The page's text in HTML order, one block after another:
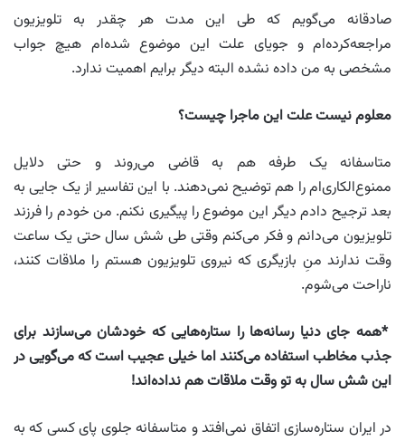
صادقانه می‌گویم که طی این مدت هر چقدر به تلویزیون
مراجعه‌کرده‌ام و جویای علت این موضوع شده‌ام هیچ جواب
مشخصی به من داده نشده البته دیگر برایم اهمیت ندارد.
معلوم نیست علت این ماجرا چیست؟
متاسفانه یک طرفه هم به قاضی می‌روند و حتی دلایل
ممنوع‌الکاری‌ام را هم توضیح نمی‌دهند. با این تفاسیر از یک جایی به
بعد ترجیح دادم دیگر این موضوع را پیگیری نکنم. من خودم را فرزند
تلویزیون می‌دانم و فکر می‌کنم وقتی طی شش سال حتی یک ساعت
وقت ندارند منِ بازیگری که نیروی تلویزیون هستم را ملاقات کنند،
ناراحت می‌شوم.
*همه جای دنیا رسانه‌ها را ستاره‌هایی که خودشان می‌سازند برای
جذب مخاطب استفاده می‌کنند اما خیلی عجیب است که می‌گویی در
این شش سال به تو وقت ملاقات هم نداده‌‌اند!
در ایران ستاره‌سازی اتفاق نمی‌افتد و متاسفانه جلوی پای کسی که به